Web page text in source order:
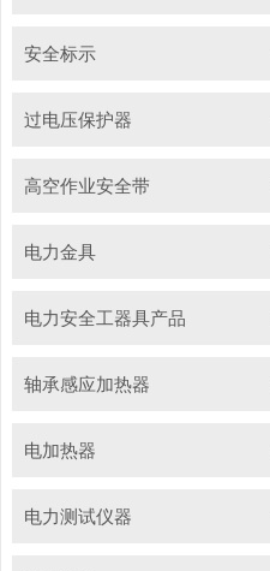
安全标示
过电压保护器
高空作业安全带
电力金具
电力安全工器具产品
轴承感应加热器
电加热器
电力测试仪器